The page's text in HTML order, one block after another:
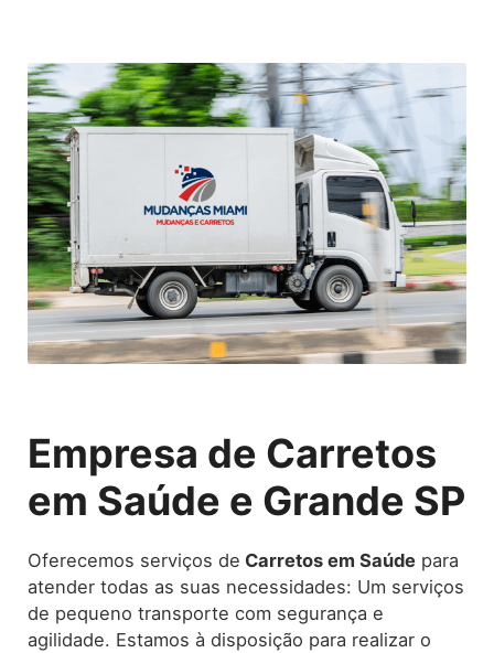
Empresa de Carretos
em Saúde e Grande SP
Oferecemos serviços de Carretos em Saúde para
atender todas as suas necessidades: Um serviços
de pequeno transporte com segurança e
agilidade. Estamos à disposição para realizar o